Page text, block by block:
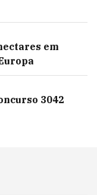
em
3042